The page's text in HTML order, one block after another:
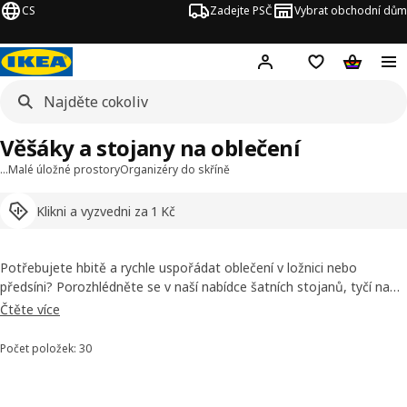
CS Zadejte PSČ Vybrat obchodní dům
Hej! Přihlášení
NákupníNákupní
…Malé úložné prostoryOrganizéry do skříně
Klikni a vyzvedni za 1 Kč
Věšáky a stojany na oblečení
Potřebujete hbitě a rychle uspořádat oblečení v ložnici nebo
předsíni? Porozhlédněte se v naší nabídce šatních stojanů, tyčí na
oblečení a věšáků. Snadno se smontují, snadno se přesouvají a
věšáky pro váš domov?
Čtěte více
Seřadit a filtrovat
Počet položek: 30